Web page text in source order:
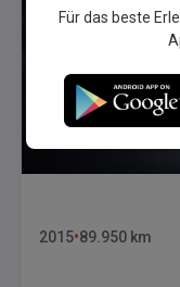
2015 89.950 km
Für das beste